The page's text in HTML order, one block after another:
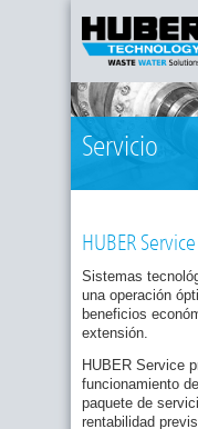
Servicio
HUBER
Sistemas
una operación
beneficios
extensión.
HUBER Service
funcionamiento
paquete de
rentabilidad